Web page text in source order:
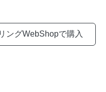
ングWebShopで購入